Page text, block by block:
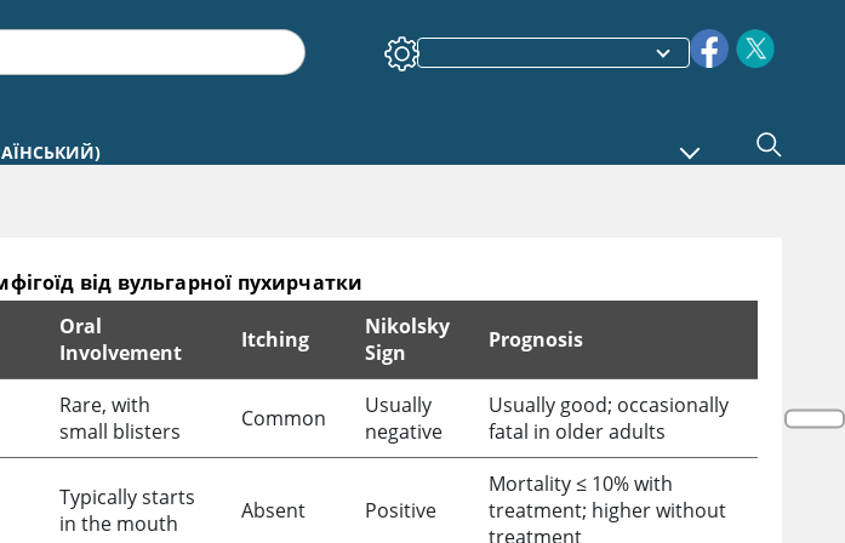
від вульгарної пухирчатки
Oral
Involvement
Itching
Nikolsky
Sign
Prognosis
Rare, with
small blisters
Common
Usually
negative
Usually good; occasionally
fatal in older adults
Typically starts
in the mouth
Absent Positive
Mortality≤ 10% with
treatment; higher without
treatment